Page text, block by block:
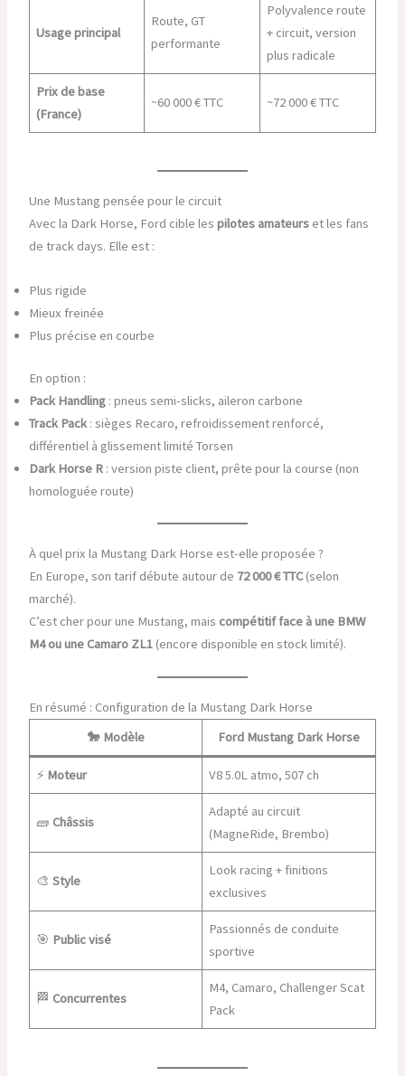
Usage principal
Route, GT
performante
Polyvalence route
+ circuit, version
plus radicale
Prix de base
(France)
~60 000 € TTC ~72 000 € TTC
Une Mustang pensée pour le circuit
Avec la Dark Horse, Ford cible les pilotes amateurset les fans
de track days. Elle est :
Plus rigide
Mieux freinée
Plus précise en courbe
En option :
Pack Handling: pneus semi-slicks, aileron carbone
Track Pack: sièges Recaro, refroidissement renforcé,
différentiel à glissement limité Torsen
Dark Horse R: version piste client, prête pour la course (non
homologuée route)
À quel prix la Mustang Dark Horse est-elle proposée ?
En Europe, son tarif débute autour de 72 000 € TTC(selon
marché).
C’est cher pour une Mustang, mais compétitif face à une BMW
M4 ou une Camaro ZL1(encore disponible en stock limité).
En résumé : Configuration de la Mustang Dark Horse
🐎 Modèle Ford Mustang Dark Horse
⚡ Moteur V8 5.0L atmo, 507 ch
🧱 Châssis
Adapté au circuit
(MagneRide, Brembo)
🎨Style
Look racing + finitions
exclusives
🎯 Public visé
Passionnés de conduite
sportive
🏁 Concurrentes
M4, Camaro, Challenger Scat
Pack